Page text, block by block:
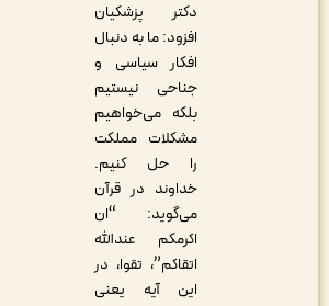
دکتر پزشکیان
افزود: ما به دنبال
افکار سیاسی و
جناحی نیستیم
بلکه می‌خواهیم
مشکلات مملکت
را حل کنیم.
خداوند در قرآن
می‌گوید: “ان
اکرمکم عندالله
اتقاکم”، تقوا، در
این آیه یعنی